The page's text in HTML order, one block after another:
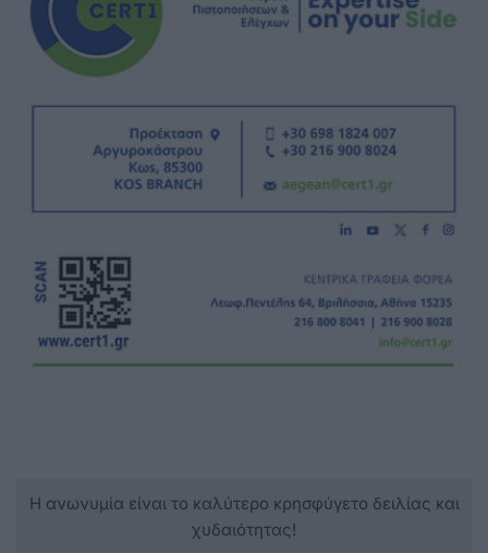
Η ανωνυμία είναι το καλύτερο κρησφύγετο δειλίας και
χυδαιότητας!